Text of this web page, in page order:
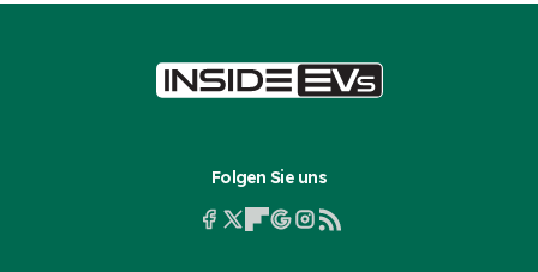
Folgen Sie uns